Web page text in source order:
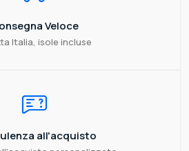
Veloce
Italia, isole incluse
all'acquisto